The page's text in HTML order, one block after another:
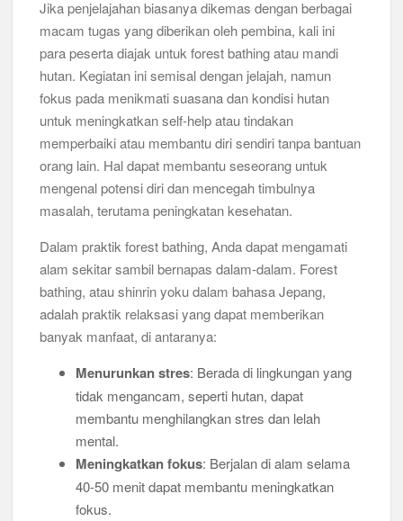
Jika penjelajahan biasanya dikemas dengan berbagai
macam tugas yang diberikan oleh pembina, kali ini
para peserta diajak untuk forest bathing atau mandi
hutan. Kegiatan ini semisal dengan jelajah, namun
fokus pada menikmati suasana dan kondisi hutan
untuk meningkatkan self-help atau tindakan
memperbaiki atau membantu diri sendiri tanpa bantuan
orang lain. Hal dapat membantu seseorang untuk
mengenal potensi diri dan mencegah timbulnya
masalah, terutama peningkatan kesehatan.
Dalam praktik forest bathing, Anda dapat mengamati
alam sekitar sambil bernapas dalam-dalam. Forest
bathing, atau shinrin yoku dalam bahasa Jepang,
adalah praktik relaksasi yang dapat memberikan
banyak manfaat, di antaranya:
Menurunkan stres: Berada di lingkungan yang
tidak mengancam, seperti hutan, dapat
membantu menghilangkan stres dan lelah
mental.
Meningkatkan fokus: Berjalan di alam selama
40-50 menit dapat membantu meningkatkan
fokus.